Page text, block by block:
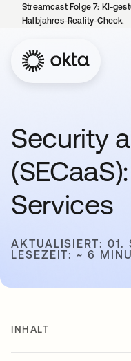
Streamcast Folge 7: KI-
Halbjahres-Reality-Check.
Security
Services
AKTUALISIERT: 01.
LESEZEIT: ~ 6
INHALT